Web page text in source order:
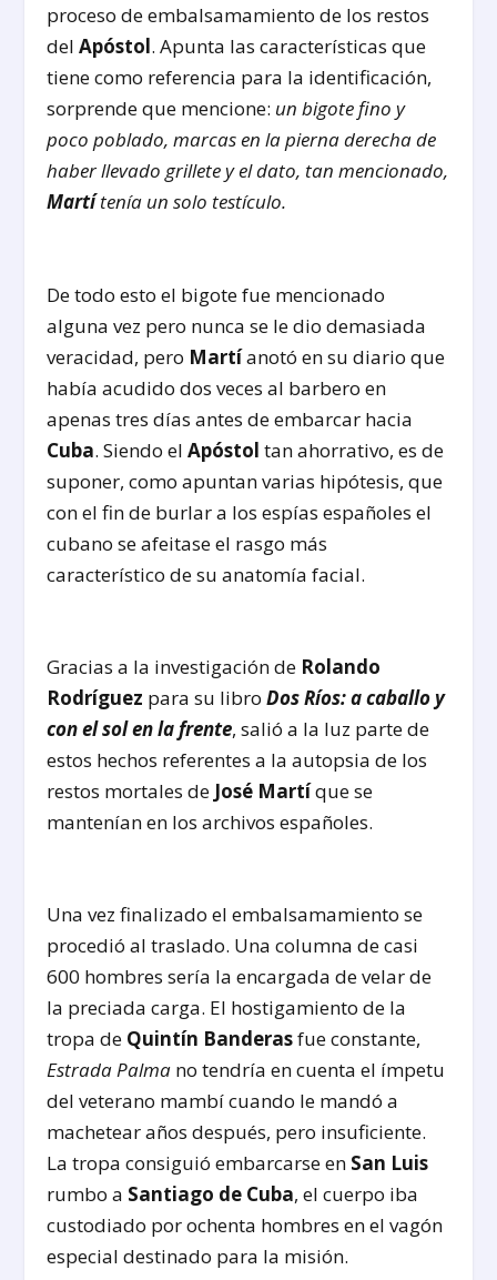
proceso de embalsamamiento de los restos
delApóstol. Apunta las características que
tiene como referencia para la identificación,
sorprende que mencione: un bigote fino y
poco poblado, marcas en la pierna derecha de
haber llevado grillete y el dato, tan mencionado,
Martítenía un solo testículo.
De todo esto el bigote fue mencionado
alguna vez pero nunca se le dio demasiada
veracidad, pero Martíanotó en su diario que
había acudido dos veces al barbero en
apenas tres días antes de embarcar hacia
Cuba. Siendo elApóstoltan ahorrativo, es de
suponer, como apuntan varias hipótesis, que
con el fin de burlar a los espías españoles el
cubano se afeitase el rasgo más
característico de su anatomía facial.
Gracias a la investigación de Rolando
Rodríguez para su libroDos Ríos: a caballo y
con el sol en la frente, salió a la luz parte de
estos hechos referentes a la autopsia de los
restos mortales de José Martíque se
mantenían en los archivos españoles.
Una vez finalizado el embalsamamiento se
procedió al traslado. Una columna de casi
600 hombres sería la encargada de velar de
la preciada carga. El hostigamiento de la
tropa de Quintín Banderasfue constante,
Estrada Palma no tendría en cuenta el ímpetu
del veterano mambí cuando le mandó a
machetear años después, pero insuficiente.
La tropa consiguió embarcarse en San Luis
rumbo a Santiago de Cuba, el cuerpo iba
custodiado por ochenta hombres en el vagón
especial destinado para la misión.